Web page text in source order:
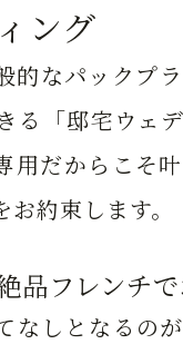
ング
的なパックプ
る「邸宅ウェ
用だからこそ
約束します。
品フレンチ
なしとなるの